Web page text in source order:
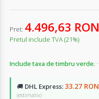
Pret: 4.496,63 RON
Pretul include TVA (21%)
Include taxa de timbru verde.
🚚 DHL Express: 33.27 RON
(estimativ)